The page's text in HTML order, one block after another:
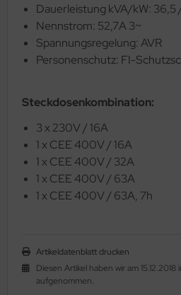
Dauerleistung kVA/kW: 36,5
Nennstrom: 52,7A 3~
Spannungsregelung: AVR
Personenschutz: FI-
Steckdosenkombination:
3 x 230V / 16A
1 x CEE 400V / 16A
1 x CEE 400V / 32A
1 x CEE 400V / 63A
1 x CEE 400V / 63A, 7h
Artikeldatenblatt drucken
Diesen Artikel haben wir am
aufgenommen.